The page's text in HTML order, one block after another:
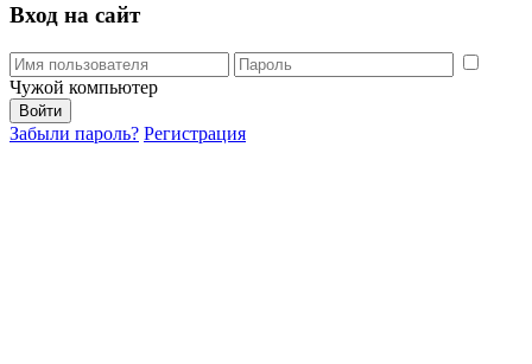
Вход на сайт
Чужой компьютер
Забыли пароль? Регистрация